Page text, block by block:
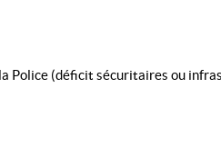
Police (déficit sécuritaires ou